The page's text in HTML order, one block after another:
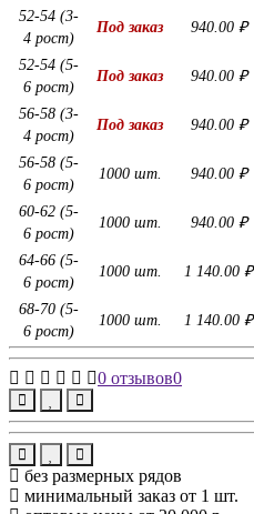
52-54 (3-
4 рост)
Под заказ 940.00 ₽
52-54 (5-
6 рост)
Под заказ 940.00 ₽
56-58 (3-
4 рост)
Под заказ 940.00 ₽
56-58 (5-
6 рост)
1000 шт. 940.00 ₽
60-62 (5-
6 рост)
1000 шт. 940.00 ₽
64-66 (5-
6 рост)
1000 шт. 1 140.00 ₽
68-70 (5-
6 рост)
1000 шт. 1 140.00 ₽
0 отзывов0
без размерных рядов
минимальный заказ от 1 шт.